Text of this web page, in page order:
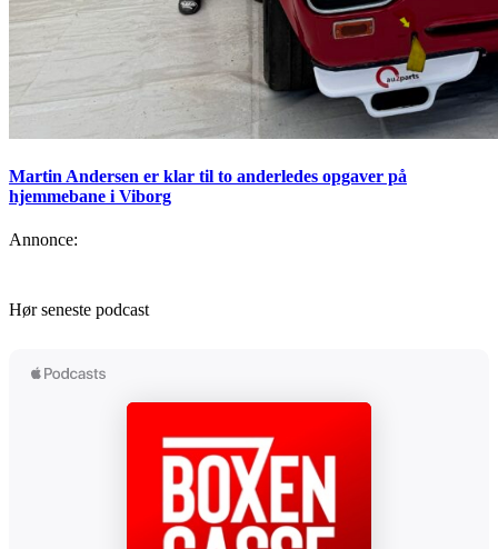
Martin Andersen er klar til to anderledes opgaver på
hjemmebane i Viborg
Annonce:
Hør seneste podcast